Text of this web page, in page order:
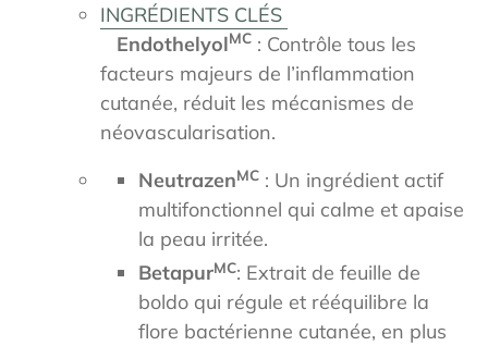
INGRÉDIENTS CLÉS
EndothelyolMC : Contrôle tous les
facteurs majeurs de l’inflammation
cutanée, réduit les mécanismes de
néovascularisation.
NeutrazenMC : Un ingrédient actif
multifonctionnel qui calme et apaise
la peau irritée.
BetapurMC: Extrait de feuille de
boldo qui régule et rééquilibre la
flore bactérienne cutanée, en plus